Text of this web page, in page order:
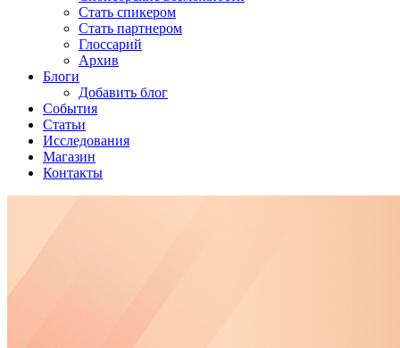
Стать спикером
Стать партнером
Глоссарий
Архив
Блоги
Добавить блог
События
Статьи
Исследования
Магазин
Контакты